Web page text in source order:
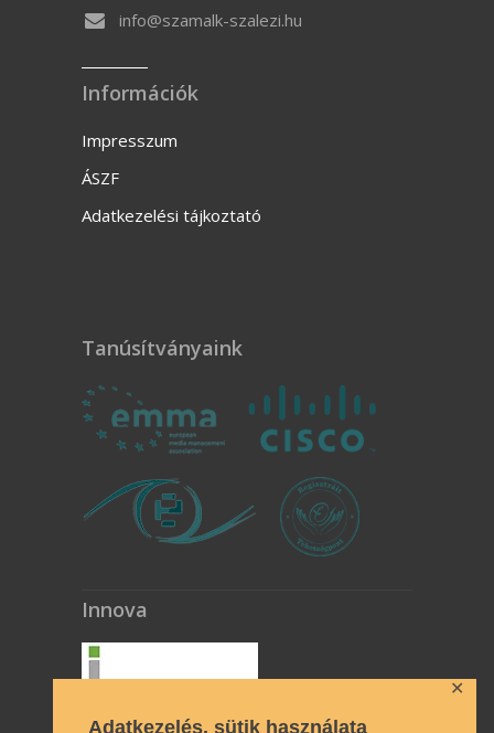
Adatkezelés, sütik használata
✕
info@szamalk-szalezi.hu
Információk
Impresszum
ÁSZF
Adatkezelési tájkoztató
Tanúsítványaink
Innova